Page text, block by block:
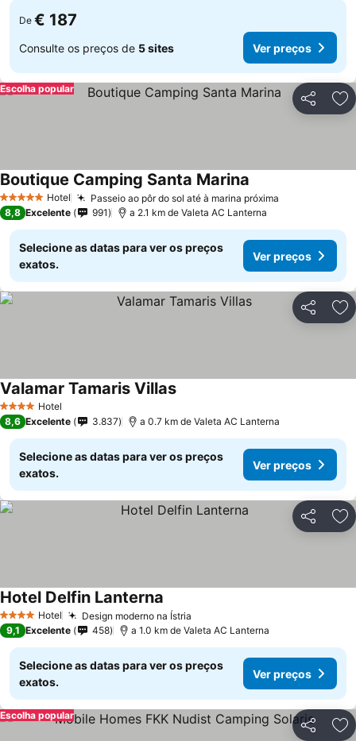
De € 187
Consulte os preços de 5 sites Ver preços
Partilhar
Escolha popular
5 Estrelas Hotel Passeio ao pôr do sol até à marina próxima
Boutique Camping Santa Marina
8,8 Excelente 991 a 2.1 km de Valeta AC Lanterna
Selecione as datas para ver os preços
exatos.
Ver preços
Partilhar
4 EstrelasHotel
Valamar Tamaris Villas
8,6 Excelente 3.837 a 0.7 km de Valeta AC Lanterna
Selecione as datas para ver os preços
exatos.
Ver preços
Partilhar
4 EstrelasHotel Design moderno na Ístria
Hotel Delfin Lanterna
9,1 Excelente 458 a 1.0 km de Valeta AC Lanterna
Selecione as datas para ver os preços
exatos.
Ver preços
Partilhar
Escolha popular